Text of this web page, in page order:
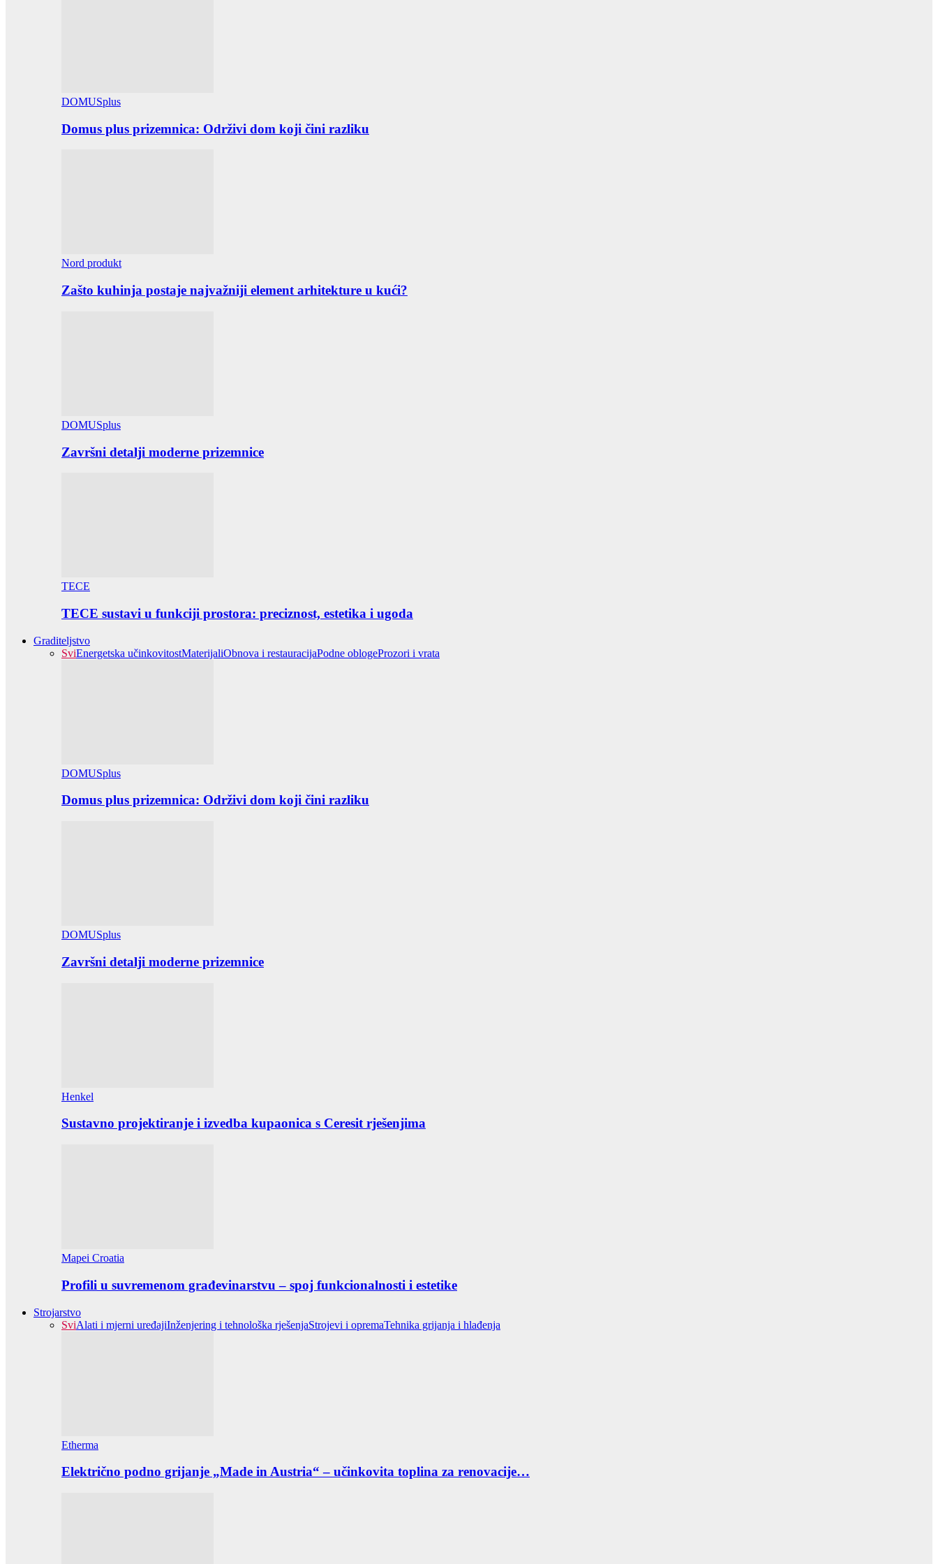
DOMUSplus
Domus plus prizemnica: Održivi dom koji čini razliku
Nord produkt
Zašto kuhinja postaje najvažniji element arhitekture u kući?
DOMUSplus
Završni detalji moderne prizemnice
TECE
TECE sustavi u funkciji prostora: preciznost, estetika i ugoda
Graditeljstvo
SviEnergetska učinkovitostMaterijaliObnova i restauracijaPodne oblogeProzori i vrata
DOMUSplus
Domus plus prizemnica: Održivi dom koji čini razliku
DOMUSplus
Završni detalji moderne prizemnice
Henkel
Sustavno projektiranje i izvedba kupaonica s Ceresit rješenjima
Mapei Croatia
Profili u suvremenom građevinarstvu – spoj funkcionalnosti i estetike
Strojarstvo
SviAlati i mjerni uređajiInženjering i tehnološka rješenjaStrojevi i opremaTehnika grijanja i hlađenja
Etherma
Električno podno grijanje „Made in Austria“ – učinkovita toplina za renovacije…